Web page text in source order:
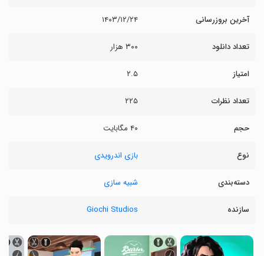
آخرین بروزرسانی ۱۴۰۳/۱۲/۲۴
تعداد دانلود ۳۰۰ هزار
امتیاز ۲.۵
تعداد نظرات ۲۲۵
حجم ۴۰ مگابایت
نوع بازی اندرویدی
دسته‌بندی شبیه سازی
سازنده Giochi Studios